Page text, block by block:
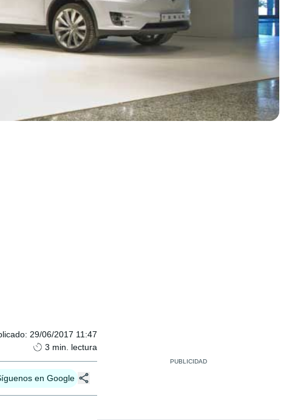
: 29/06/2017 11:47
3 min. lectura
en Google